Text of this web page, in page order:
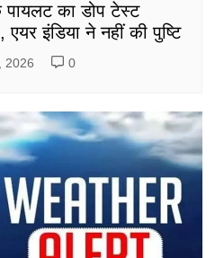
का डोप टेस्ट
एयर इंडिया ने नहीं की पुष्टि
2026 0